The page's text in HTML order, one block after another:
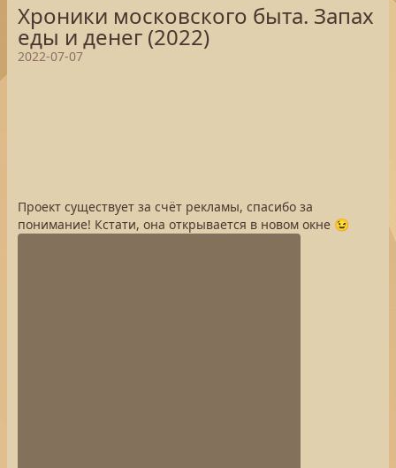
Хроники московского быта. Запах
еды и денег (2022)
2022-07-07
Проект существует за счёт рекламы, спасибо за
понимание! Кстати, она открывается в новом окне 😉